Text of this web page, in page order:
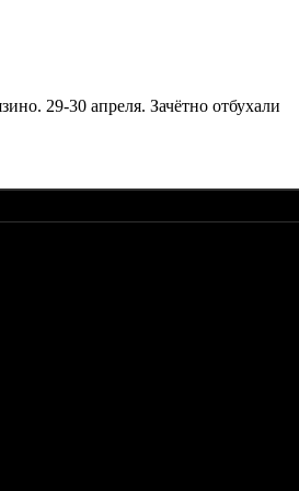
29-30 апреля. Зачётно отбухали